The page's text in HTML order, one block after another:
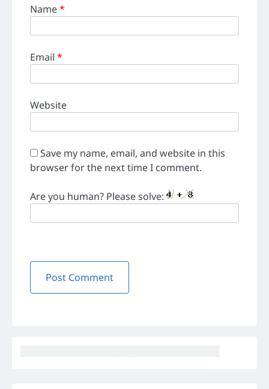
Name*
Email *
Website
Save my name, email, and website in this
browser for the next time I comment.
Are you human? Please solve: